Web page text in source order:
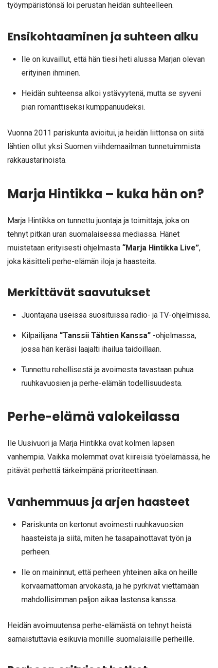
työympäristönsä loi perustan heidän suhteelleen.
Ensikohtaaminen ja suhteen alku
Ile on kuvaillut, että hän tiesi heti alussa Marjan olevan
erityinen ihminen.
Heidän suhteensa alkoi ystävyytenä, mutta se syveni
pian romanttiseksi kumppanuudeksi.
Vuonna 2011 pariskunta avioitui, ja heidän liittonsa on siitä
lähtien ollut yksi Suomen viihdemaailman tunnetuimmista
rakkaustarinoista.
Marja Hintikka – kuka hän on?
Marja Hintikka on tunnettu juontaja ja toimittaja, joka on
tehnyt pitkän uran suomalaisessa mediassa. Hänet
muistetaan erityisesti ohjelmasta “Marja Hintikka Live”,
joka käsitteli perhe-elämän iloja ja haasteita.
Merkittävät saavutukset
Juontajana useissa suosituissa radio- ja TV-ohjelmissa.
Kilpailijana “Tanssii Tähtien Kanssa”-ohjelmassa,
jossa hän keräsi laajalti ihailua taidoillaan.
Tunnettu rehellisestä ja avoimesta tavastaan puhua
ruuhkavuosien ja perhe-elämän todellisuudesta.
Perhe-elämä valokeilassa
Ile Uusivuori ja Marja Hintikka ovat kolmen lapsen
vanhempia. Vaikka molemmat ovat kiireisiä työelämässä, he
pitävät perhettä tärkeimpänä prioriteettinaan.
Vanhemmuus ja arjen haasteet
Pariskunta on kertonut avoimesti ruuhkavuosien
haasteista ja siitä, miten he tasapainottavat työn ja
perheen.
Ile on maininnut, että perheen yhteinen aika on heille
korvaamattoman arvokasta, ja he pyrkivät viettämään
mahdollisimman paljon aikaa lastensa kanssa.
Heidän avoimuutensa perhe-elämästä on tehnyt heistä
samaistuttavia esikuvia monille suomalaisille perheille.